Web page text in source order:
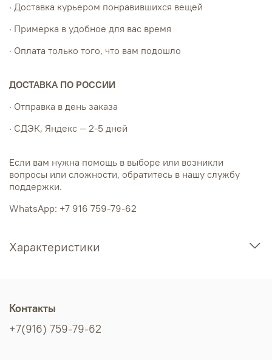
· Доставка курьером понравившихся вещей
· Примерка в удобное для вас время
· Оплата только того, что вам подошло
ДОСТАВКА ПО РОССИИ
· Отправка в день заказа
· СДЭК, Яндекс — 2-5 дней
Если вам нужна помощь в выборе или возникли
вопросы или сложности, обратитесь в нашу службу
поддержки.
WhatsApp: +7 916 759-79-62
Характеристики
Контакты
+7(916) 759-79-62